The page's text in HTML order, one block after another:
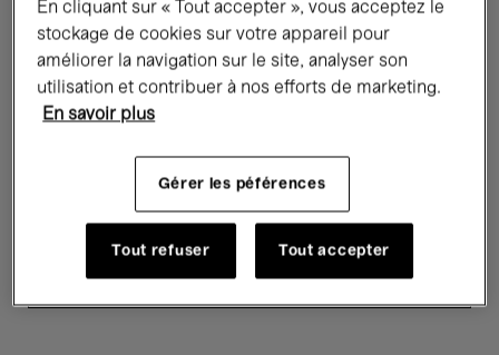
Expositions Art contemporain
Digital & Nouveaux médias
Ho Tzu Nyen. P for Power
6 Fév. →14 Juin'26 À partir de10 €
En cliquant sur « Tout accepter », vous acceptez le
stockage de cookies sur votre appareil pour
améliorer la navigation sur le site, analyser son
utilisation et contribuer à nos efforts de marketing.
En savoir plus
Gérer les péférences
Tout refuser Tout accepter